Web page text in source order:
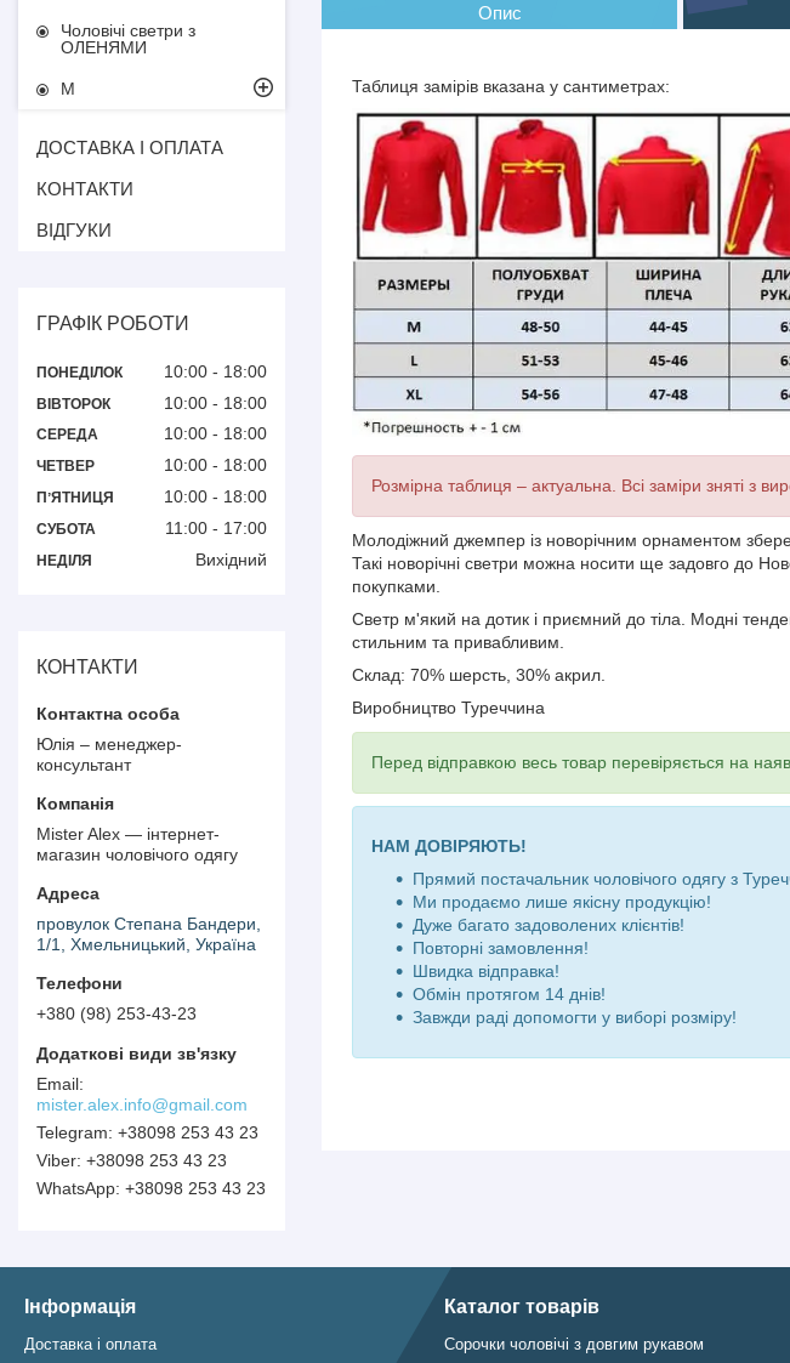
Опис
Таблиця замірів вказана у сантиметрах:
Розмірна таблиця – актуальна. Всі заміри зняті з
Молодіжний джемпер із новорічним орнаментом
Такі новорічні светри можна носити ще задовго до
покупками.
Светр м'який на дотик і приємний до тіла. Модні
стильним та привабливим.
Склад: 70% шерсть, 30% акрил.
Виробництво Туреччина
Перед відправкою весь товар перевіряється на
НАМ ДОВІРЯЮТЬ!
Прямий постачальник чоловічого одягу з
Ми продаємо лише якісну продукцію!
Дуже багато задоволених клієнтів!
Повторні замовлення!
Швидка відправка!
Обмін протягом 14 днів!
Завжди раді допомогти у виборі розміру!
Чоловічі светри з
ОЛЕНЯМИ
М
ДОСТАВКА І ОПЛАТА
КОНТАКТИ
ВІДГУКИ
ГРАФІК РОБОТИ
ПОНЕДІЛОК 10:00 18:00
ВІВТОРОК 10:00 18:00
СЕРЕДА 10:00 18:00
ЧЕТВЕР 10:00 18:00
ПʼЯТНИЦЯ 10:00 18:00
СУБОТА 11:00 17:00
НЕДІЛЯ Вихідний
КОНТАКТИ
Юлія – менеджер-
консультант
Mister Alex — інтернет-
магазин чоловічого одягу
провулок Степана Бандери,
1/1, Хмельницький, Україна
+380 (98) 253-43-23
mister.alex.info@gmail.com
+38098 253 43 23
+38098 253 43 23
+38098 253 43 23
Інформація
Доставка і оплата
Каталог товарів
Сорочки чоловічі з довгим рукавом